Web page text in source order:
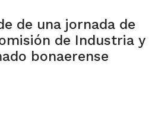
de una jornada de
de Industria y
bonaerense